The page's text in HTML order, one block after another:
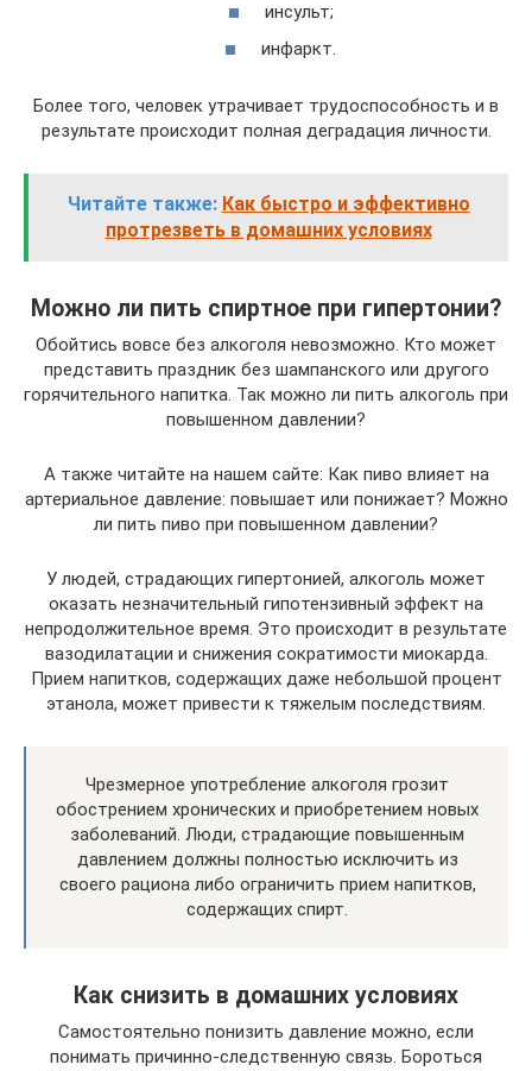
инсульт;
инфаркт.
Более того, человек утрачивает трудоспособность и в
результате происходит полная деградация личности.
Читайте также: Как быстро и эффективно
протрезветь в домашних условиях
Можно ли пить спиртное при гипертонии?
Обойтись вовсе без алкоголя невозможно. Кто может
представить праздник без шампанского или другого
горячительного напитка. Так можно ли пить алкоголь при
повышенном давлении?
А также читайте на нашем сайте: Как пиво влияет на
артериальное давление: повышает или понижает? Можно
ли пить пиво при повышенном давлении?
У людей, страдающих гипертонией, алкоголь может
оказать незначительный гипотензивный эффект на
непродолжительное время. Это происходит в результате
вазодилатации и снижения сократимости миокарда.
Прием напитков, содержащих даже небольшой процент
этанола, может привести к тяжелым последствиям.
Чрезмерное употребление алкоголя грозит
обострением хронических и приобретением новых
заболеваний. Люди, страдающие повышенным
давлением должны полностью исключить из
своего рациона либо ограничить прием напитков,
содержащих спирт.
Как снизить в домашних условиях
Самостоятельно понизить давление можно, если
понимать причинно-следственную связь. Бороться